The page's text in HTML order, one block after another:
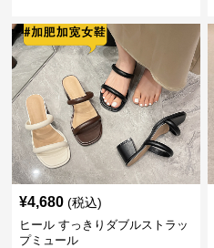
¥4,680 (税込)
ヒール すっきりダブルストラッ
プミュール